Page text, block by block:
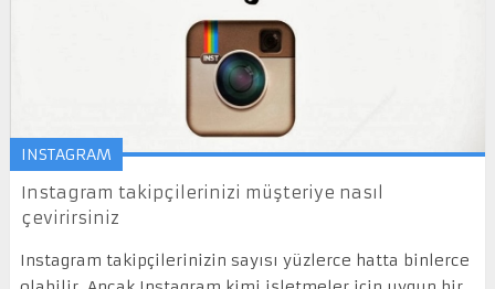
INSTAGRAM
Instagram takipçilerinizi müşteriye nasıl
çevirirsiniz
Instagram takipçilerinizin sayısı yüzlerce hatta binlerce